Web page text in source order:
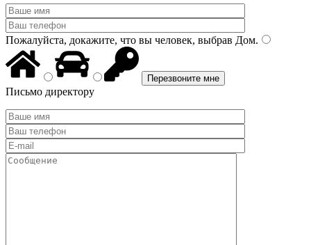
Пожалуйста, докажите, что вы человек, выбрав Дом.
Письмо директору